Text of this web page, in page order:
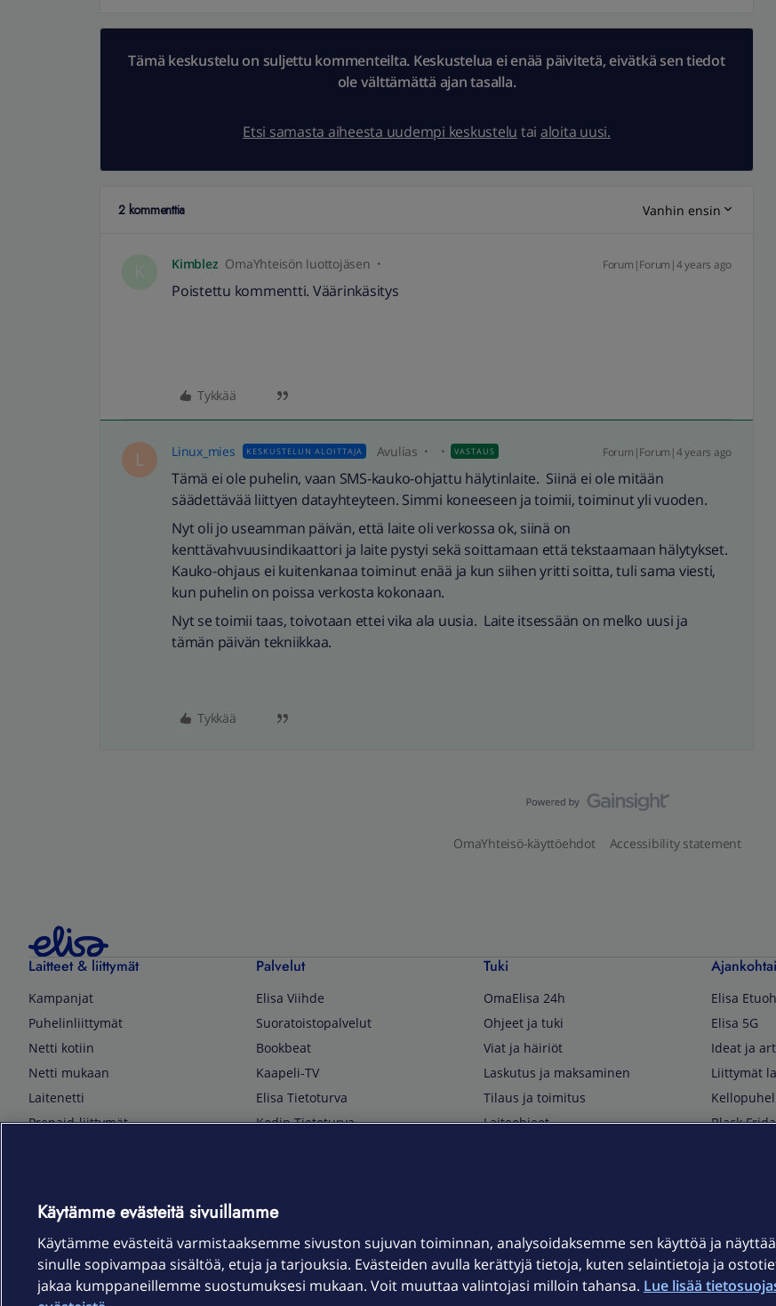
Tämä keskustelu on suljettu kommenteilta. Keskustelua ei enää päivitetä, eivätkä sen tiedot
ole välttämättä ajan tasalla.
Etsi samasta aiheesta uudempi keskustelu tai aloita uusi.
2 kommenttia Vanhin ensin
Kimblez OmaYhteisön luottojäsen Forum|Forum|4 years ago
Poistettu kommentti. Väärinkäsitys
Tykkää
L Linux_mies KESKUSTELUN ALOITTAJA Avulias VASTAUS Forum|Forum|4 years ago
Tämä ei ole puhelin, vaan SMS-kauko-ohjattu hälytinlaite. Siinä ei ole mitään
säädettävää liittyen datayhteyteen. Simmi koneeseen ja toimii, toiminut yli vuoden.
Nyt oli jo useamman päivän, että laite oli verkossa ok, siinä on
kenttävahvuusindikaattori ja laite pystyi sekä soittamaan että tekstaamaan hälytykset.
Kauko-ohjaus ei kuitenkanaa toiminut enää ja kun siihen yritti soitta, tuli sama viesti,
kun puhelin on poissa verkosta kokonaan.
Nyt se toimii taas, toivotaan ettei vika ala uusia. Laite itsessään on melko uusi ja
tämän päivän tekniikkaa.
Tykkää
OmaYhteisö-käyttöehdot Accessibility statement
Laitteet & liittymät
Kampanjat
Puhelinliittymät
Netti kotiin
Netti mukaan
Laitenetti
Prepaid-liittymät
TV & audio
Kodinkoneet
Kamerat ja dronet
Kellot ja rannekkeet
Palvelut
Elisa Viihde
Suoratoistopalvelut
Bookbeat
Kaapeli-TV
Elisa Tietoturva
Kodin Tietoturva
Elisa Kotiverkko
Elisa Pilvilinna
Elisa Laiteturva
Elisa Rinnakkaisliittymät
Tuki
OmaElisa 24h
Ohjeet ja tuki
Viat ja häiriöt
Laskutus ja maksaminen
Tilaus ja toimitus
Laiteohjeet
Kuuluvuuskartta
Asiakastiedotteet
OmaElisa-sovellus
Elisa
Elisa 5G
Ideat ja
Liittymät
Black
Käytämme evästeitä sivuillamme
Käytämme evästeitä varmistaaksemme sivuston sujuvan toiminnan, analysoidaksemme sen käyttöä ja
sinulle sopivampaa sisältöä, etuja ja tarjouksia. Evästeiden avulla kerättyjä tietoja, kuten selaintietoja ja
jakaa kumppaneillemme suostumuksesi mukaan. Voit muuttaa valintojasi milloin tahansa. Lue lisää